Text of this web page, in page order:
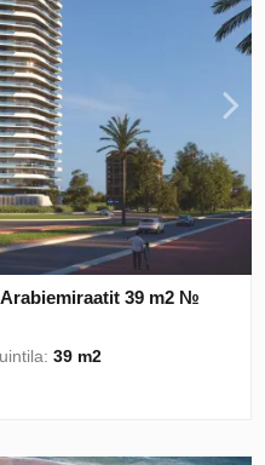
39 m2 №
39 m2